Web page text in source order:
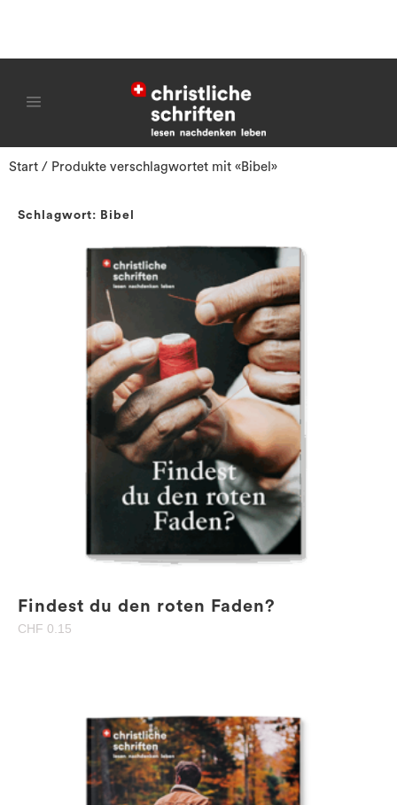
Start / Produkte verschlagwortet mit «Bibel»
Schlagwort: Bibel
Findest du den roten Faden?
CHF 0.15